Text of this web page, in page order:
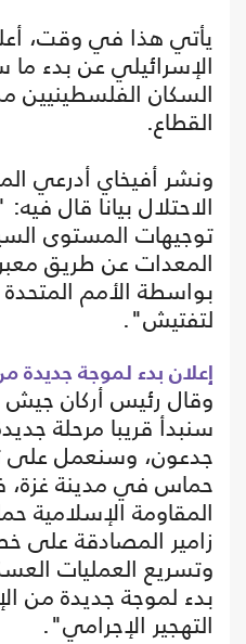
يأتي هذا في وقت،
الإسرائيلي عن بدء
السكان الفلسطينيين
القطاع.
ونشر أفيخاي أدرعي
الاحتلال بيانا قال
توجيهات المستوى
المعدات عن طريق
بواسطة الأمم
لتفتيش".
إعلان بدء لموجة جديدة
وقال رئيس أركان جيش
سنبدأ قريبا مرحلة
جدعون، وسنعمل على
حماس في مدينة غزة،
المقاومة الإسلامية
زامير المصادقة على
وتسريع العمليات
بدء لموجة جديدة من
التهجير الإجرامي".